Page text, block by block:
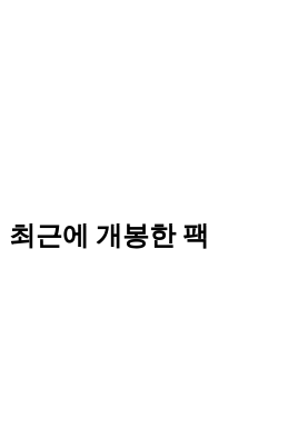
최근에 개봉한 팩